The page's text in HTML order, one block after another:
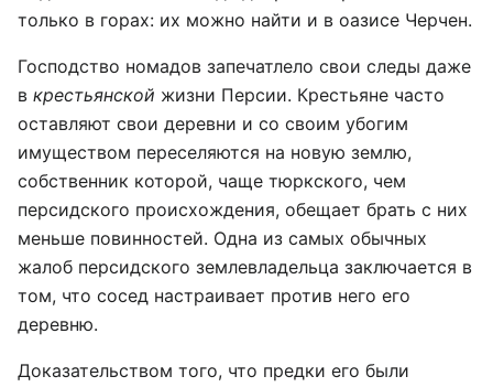
только в горах: их можно найти и в оазисе Черчен.
Господство номадов запечатлело свои следы даже
в крестьянской жизни Персии. Крестьяне часто
оставляют свои деревни и со своим убогим
имуществом переселяются на новую землю,
собственник которой, чаще тюркского, чем
персидского происхождения, обещает брать с них
меньше повинностей. Одна из самых обычных
жалоб персидского землевладельца заключается в
том, что сосед настраивает против него его
деревню.
Доказательством того, что предки его были